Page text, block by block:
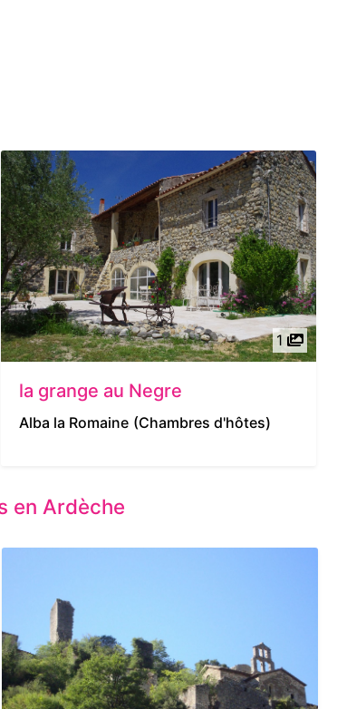
1
la grange au Negre
Alba la Romaine (Chambres d'hôtes)
en Ardèche